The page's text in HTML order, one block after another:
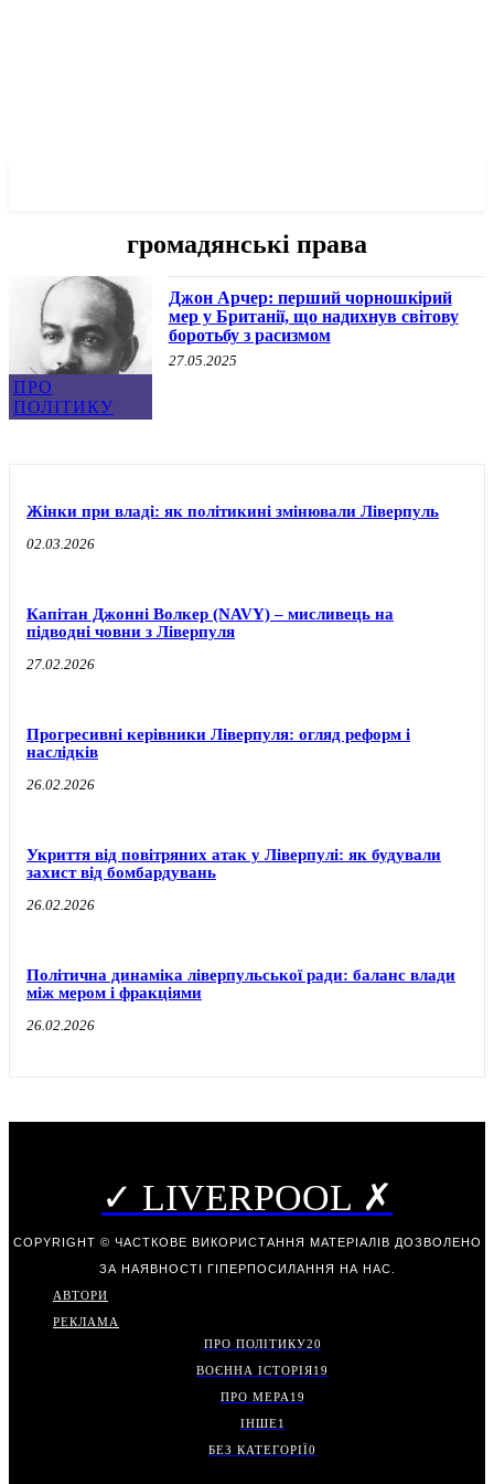
громадянські права
ПРО
ПОЛІТИКУ
Джон Арчер: перший чорношкірий
мер у Британії, що надихнув світову
боротьбу з расизмом
27.05.2025
Жінки при владі: як політикині змінювали Ліверпуль
02.03.2026
Капітан Джонні Волкер (NAVY) – мисливець на
підводні човни з Ліверпуля
27.02.2026
Прогресивні керівники Ліверпуля: огляд реформ і
наслідків
26.02.2026
Укриття від повітряних атак у Ліверпулі: як будували
захист від бомбардувань
26.02.2026
Політична динаміка ліверпульської ради: баланс влади
між мером і фракціями
26.02.2026
✓ LIVERPOOL ✗
COPYRIGHT © ЧАСТКОВЕ ВИКОРИСТАННЯ МАТЕРІАЛІВ ДОЗВОЛЕНО
ЗА НАЯВНОСТІ ГІПЕРПОСИЛАННЯ НА НАС.
АВТОРИ
РЕКЛАМА
ПРО ПОЛІТИКУ20
ВОЄННА ІСТОРІЯ19
ПРО МЕРА 19
ІНШЕ1
БЕЗ КАТЕГОРІЇ0